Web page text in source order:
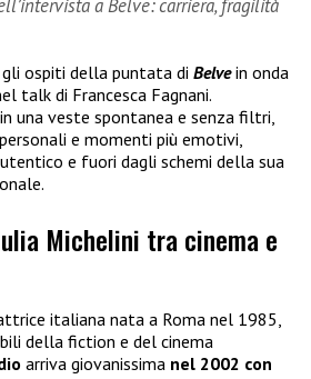
a Belve: carriera, fragilità
ospiti della puntata di Belve in onda
talk di Francesca Fagnani.
una veste spontanea e senza filtri,
e momenti più emotivi,
e fuori dagli schemi della sua
Michelini tra cinema e
italiana nata a Roma nel 1985,
della fiction e del cinema
arriva giovanissima nel 2002 con